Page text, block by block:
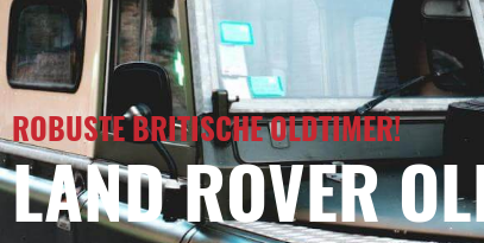
ROBUSTE BRITISCHE OLDTIMER!
LAND ROVER